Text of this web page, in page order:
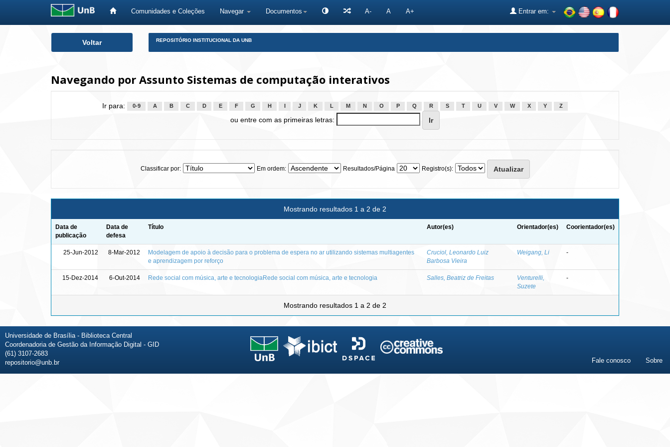
Comunidades e Coleções Navegar Documentos A- A A+ Entrar em:
Voltar REPOSITÓRIO INSTITUCIONAL DA UNB
Navegando por Assunto Sistemas de computação interativos
Ir para: 0-9 A B C D E F G H J K L M N O P Q R S T U V W X Y Z
ou entre com as primeiras letras:
Classificar por: Em ordem: Resultados/Página Registro(s):
Mostrando resultados 1 a 2 de 2
Data de
publicação
Data de
defesa
Título Autor(es) Orientador(es) Coorientador(es)
25-Jun-2012 8-Mar-2012
Modelagem de apoio à decisão para o problema de espera no ar utilizando sistemas multiagentes
e aprendizagem por reforço
Cruciol, Leonardo Luiz
Barbosa Vieira
Weigang, Li -
15-Dez-2014 6-Out-2014 Rede social com música, arte e tecnologiaRede social com música, arte e tecnologia Salles, Beatriz de Freitas
Venturelli,
Suzete
-
Mostrando resultados 1 a 2 de 2
Universidade de Brasília - Biblioteca Central
Coordenadoria de Gestão da Informação Digital - GID
(61) 3107-2683
repositorio@unb.br
Fale conosco Sobre